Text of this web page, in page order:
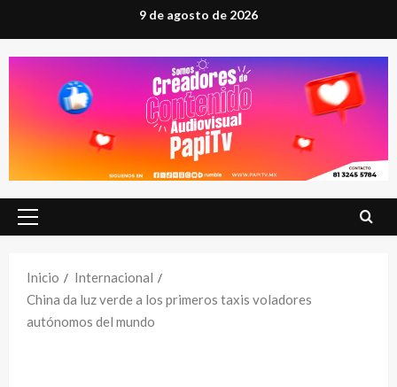
al
contenido
9 de agosto de 2026
Menú
Inicio
Internacional
China da luz verde a los primeros taxis voladores
autónomos del mundo